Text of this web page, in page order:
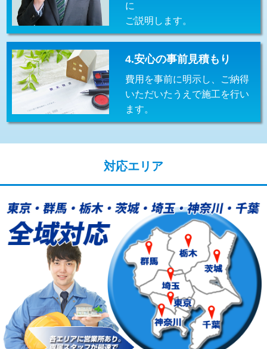
持込商品取付（混合水栓） 16,500円
持込商品取付（浄水器・分岐水栓） 16,500円
給水管工事※（ホール加工) 16,500円
給水管工事※（バンド止め) 3,300円
給水管工事※（支持金具設置)
業)
給水管工事※（塩ビ管（VP・HI）使
用/3ｍまで)
33,000円
給水管工事※（塩ビ管（VP・HI）使
用（追加）/3ｍ超え)
+8,800円
給水管工事※（ライニング鋼管・銅
管・ポリ管・HT管使用/3ｍまで)
44,000円
給水管工事※（ライニング鋼管・銅
管・ポリ管・HT管使用/3ｍ超え)
+8,800円
に
ご説明します。
4.安心の事前見積もり
費用を事前に明示し、ご納得
いただいたうえで施工を行い
ます。
対応エリア